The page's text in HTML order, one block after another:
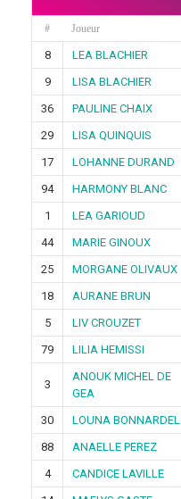
# Joueur
8 LEA BLACHIER
9
LISA BLACHIER
36
PAULINE CHAIX
29
LISA QUINQUIS
17
LOHANNE DURAND
94
HARMONY BLANC
1
LEA GARIOUD
44
MARIE GINOUX
25
MORGANE OLIVAUX
18
AURANE BRUN
5
LIV CROUZET
79
LILIA HEMISSI
3
ANOUK MICHEL DE
GEA
30 LOUNA BONNARDEL
88
ANAELLE PEREZ
4
CANDICE LAVILLE